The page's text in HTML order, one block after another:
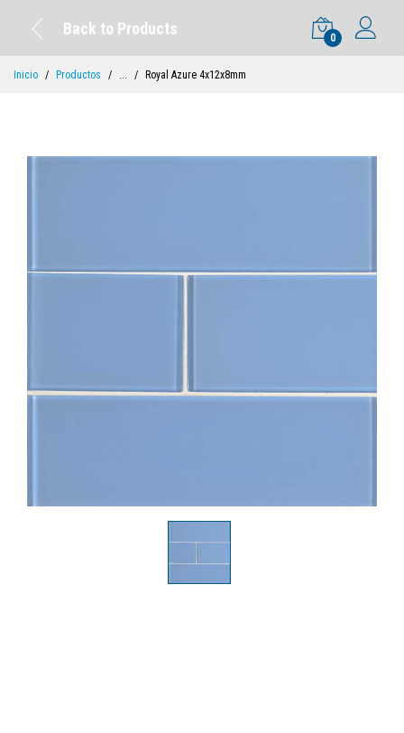
Back to Products
0
Inicio Productos ... Royal Azure 4x12x8mm